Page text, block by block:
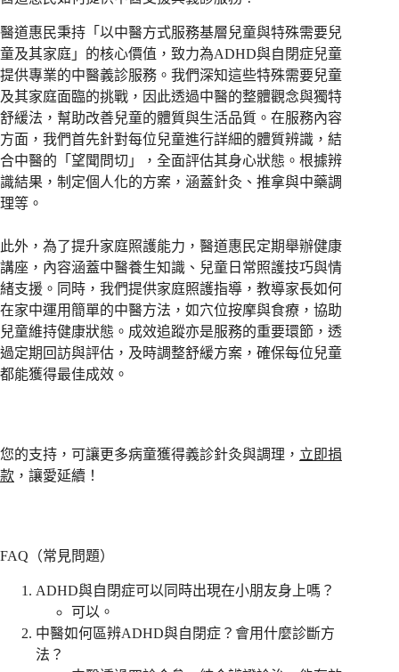
醫道惠民秉持「以中醫方式服務基層兒童與特殊需要兒
童及其家庭」的核心價值，致力為ADHD與自閉症兒童
提供專業的中醫義診服務。我們深知這些特殊需要兒童
及其家庭面臨的挑戰，因此透過中醫的整體觀念與獨特
舒緩法，幫助改善兒童的體質與生活品質。在服務內容
方面，我們首先針對每位兒童進行詳細的體質辨識，結
合中醫的「望聞問切」，全面評估其身心狀態。根據辨
識結果，制定個人化的方案，涵蓋針灸、推拿與中藥調
理等。
此外，為了提升家庭照護能力，醫道惠民定期舉辦健康
講座，內容涵蓋中醫養生知識、兒童日常照護技巧與情
緒支援。同時，我們提供家庭照護指導，教導家長如何
在家中運用簡單的中醫方法，如穴位按摩與食療，協助
兒童維持健康狀態。成效追蹤亦是服務的重要環節，透
過定期回訪與評估，及時調整舒緩方案，確保每位兒童
都能獲得最佳成效。
您的支持，可讓更多病童獲得義診針灸與調理， 立即捐
款 ，讓愛延續！
FAQ（常見問題）
ADHD與自閉症可以同時出現在小朋友身上嗎？
可以。
中醫如何區辨ADHD與自閉症？會用什麼診斷方
法？